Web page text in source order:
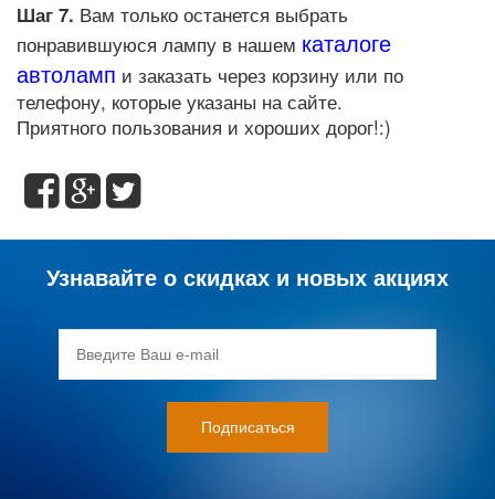
Шаг 7. Вам только останется выбрать
понравившуюся лампу в нашем каталоге
автоламп и заказать через корзину или по
телефону, которые указаны на сайте.
Приятного пользования и хороших дорог!:)
Узнавайте о скидках и новых акциях